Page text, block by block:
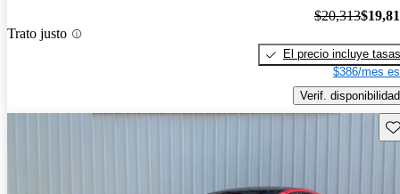
Trato justo
$20,313
El precio incluye tasas
$386/mes
Verif. disponibilidad